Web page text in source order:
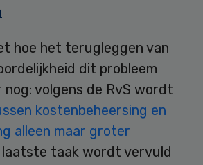
hoe het terugleggen van
dit probleem
volgens de RvS wordt
kostenbeheersing en
alleen maar groter
laatste taak wordt vervuld